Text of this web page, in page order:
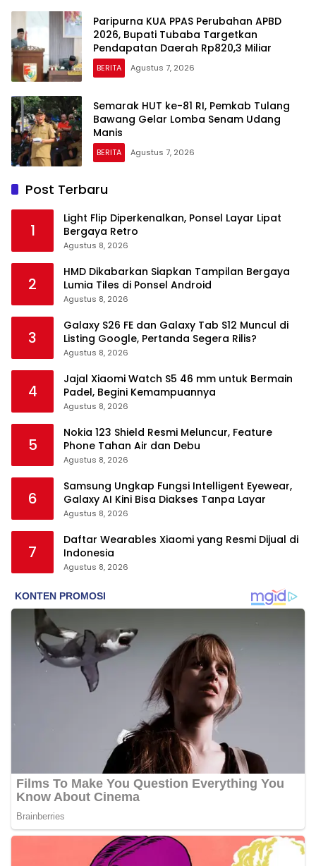
Paripurna KUA PPAS Perubahan APBD
2026, Bupati Tubaba Targetkan
Pendapatan Daerah Rp820,3 Miliar
BERITA Agustus 7, 2026
Semarak HUT ke-81 RI, Pemkab Tulang
Bawang Gelar Lomba Senam Udang
Manis
BERITA Agustus 7, 2026
Post Terbaru
1
Light Flip Diperkenalkan, Ponsel Layar Lipat
Bergaya Retro
Agustus 8, 2026
2
HMD Dikabarkan Siapkan Tampilan Bergaya
Lumia Tiles di Ponsel Android
Agustus 8, 2026
3
Galaxy S26 FE dan Galaxy Tab S12 Muncul di
Listing Google, Pertanda Segera Rilis?
Agustus 8, 2026
4
Jajal Xiaomi Watch S5 46 mm untuk Bermain
Padel, Begini Kemampuannya
Agustus 8, 2026
5
Nokia 123 Shield Resmi Meluncur, Feature
Phone Tahan Air dan Debu
Agustus 8, 2026
6
Samsung Ungkap Fungsi Intelligent Eyewear,
Galaxy AI Kini Bisa Diakses Tanpa Layar
Agustus 8, 2026
7
Daftar Wearables Xiaomi yang Resmi Dijual di
Indonesia
Agustus 8, 2026